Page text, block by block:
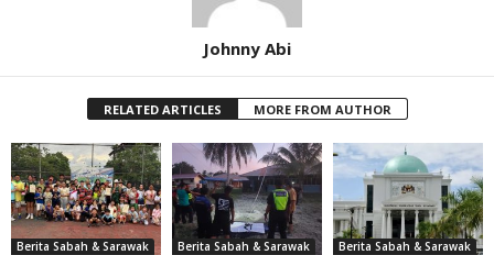
Johnny Abi
RELATED ARTICLES MORE FROM AUTHOR
Berita Sabah & Sarawak Berita Sabah & Sarawak Berita Sabah & Sarawak